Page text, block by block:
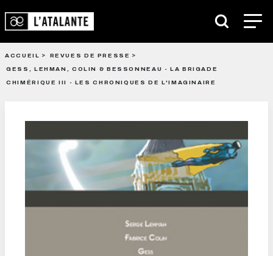
ACCUEIL
REVUES DE PRESSE
GESS, LEHMAN, COLIN & BESSONNEAU - LA BRIGADE
CHIMÉRIQUE III - LES CHRONIQUES DE L'IMAGINAIRE